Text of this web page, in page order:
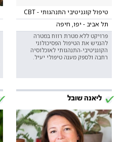
טיפול קוגניטיבי התנהגותי - CBT
תל אביב - יפו, חיפה
פרויקט ללא מטרת רווח במטרה
להנגיש את הטיפול הפסיכולוגי
הקוגניטיבי-התנהגותי לאוכלוסיה
רחבה ולספק מענה טיפולי יעיל.
ליאנה שובל